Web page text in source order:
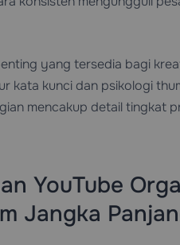
yang tersedia bagi
kata kunci dan psikologi
mencakup detail tingkat
YouTube
Jangka